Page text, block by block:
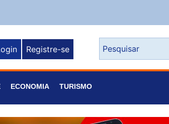
Registre-se
ECONOMIA TURISMO